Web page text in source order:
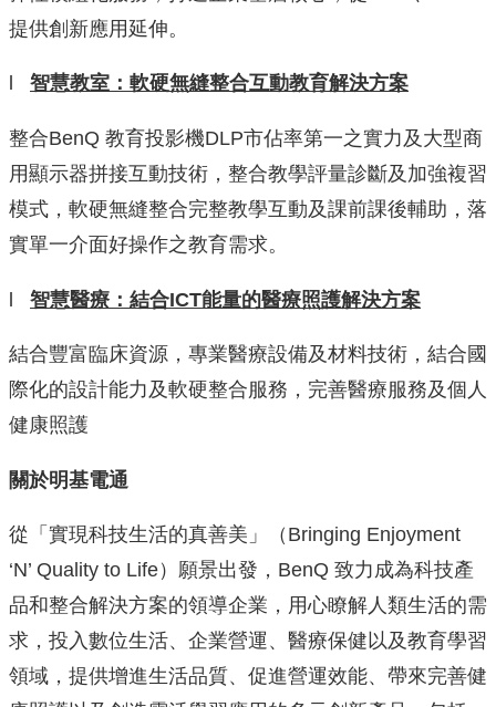
提供創新應用延伸。
智慧教室：軟硬無縫整合互動教育解決方案
整合BenQ 教育投影機DLP市佔率第一之實力及大型商
用顯示器拼接互動技術，整合教學評量診斷及加強複習
模式，軟硬無縫整合完整教學互動及課前課後輔助，落
實單一介面好操作之教育需求。
l 智慧醫療：結合ICT能量的醫療照護解決方案
結合豐富臨床資源，專業醫療設備及材料技術，結合國
際化的設計能力及軟硬整合服務，完善醫療服務及個人
健康照護
關於明基電通
從「實現科技生活的真善美」（Bringing Enjoyment
‘N’ Quality to Life）願景出發，BenQ 致力成為科技產
品和整合解決方案的領導企業，用心瞭解人類生活的需
求，投入數位生活、企業營運、醫療保健以及教育學習
領域，提供增進生活品質、促進營運效能、帶來完善健